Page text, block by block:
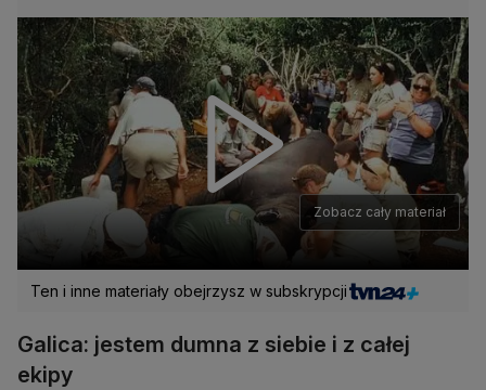
Zobacz cały materiał
Ten i inne materiały obejrzysz w subskrypcji
Galica: jestem dumna z siebie i z całej
ekipy